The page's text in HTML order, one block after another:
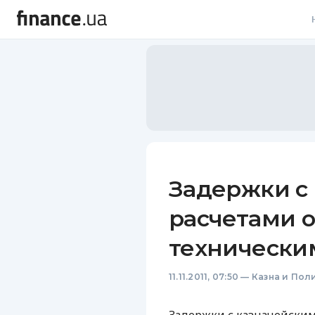
Задержки с
расчетами
11.11.2011, 07:50 — Казна и